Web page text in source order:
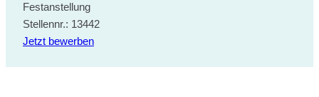
Festanstellung
Stellennr.: 13442
Jetzt bewerben